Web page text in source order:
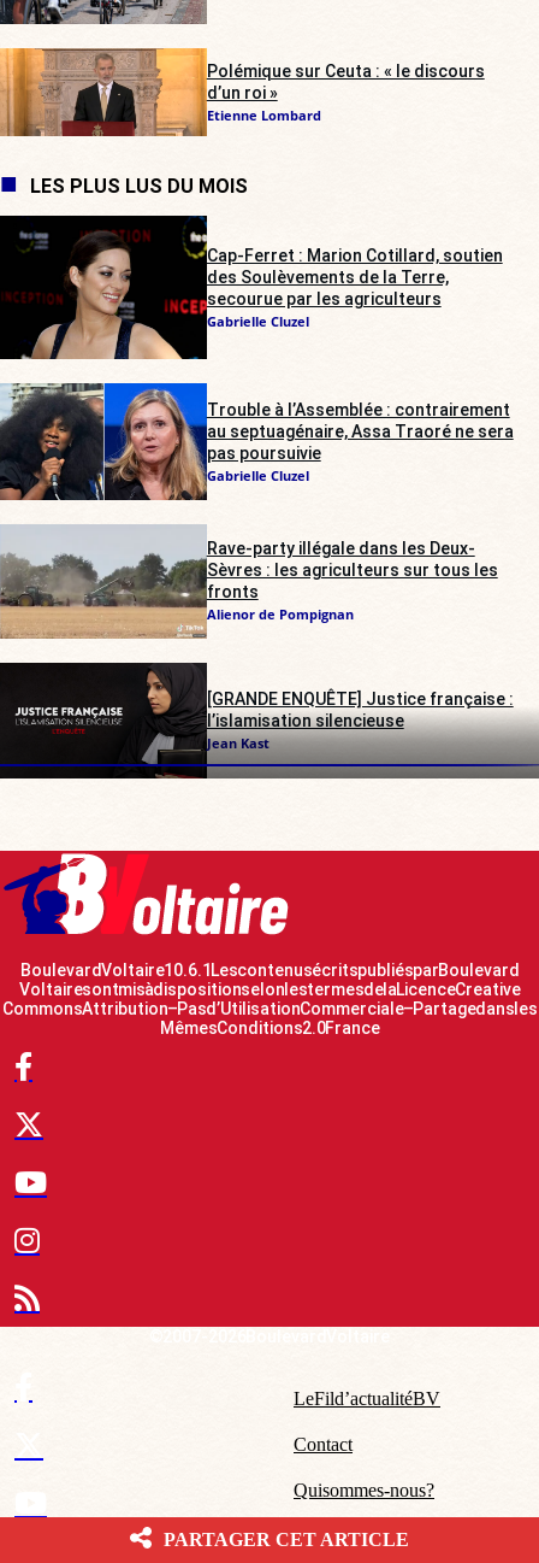
Polémique sur Ceuta : « le discours
d’un roi »
Etienne Lombard
LES PLUS LUS DU MOIS
Cap-Ferret : Marion Cotillard, soutien
des Soulèvements de la Terre,
secourue par les agriculteurs
Gabrielle Cluzel
Trouble à l’Assemblée : contrairement
au septuagénaire, Assa Traoré ne sera
pas poursuivie
Gabrielle Cluzel
Rave-party illégale dans les Deux-
Sèvres : les agriculteurs sur tous les
fronts
Alienor de Pompignan
[GRANDE ENQUÊTE] Justice française :
l’islamisation silencieuse
Jean Kast
Boulevard Voltaire 10.6.1 Les contenus écrits publiés par Boulevard
Voltaire sont mis à disposition selon les termes de la Licence Creative
Commons Attribution – Pas d’Utilisation Commerciale – Partage dans les
Mêmes Conditions 2.0 France
Le Fil d’actualité BV
Contact
Qui sommes-nous ?
Mentions légales – CGU
PARTAGER CET ARTICLE